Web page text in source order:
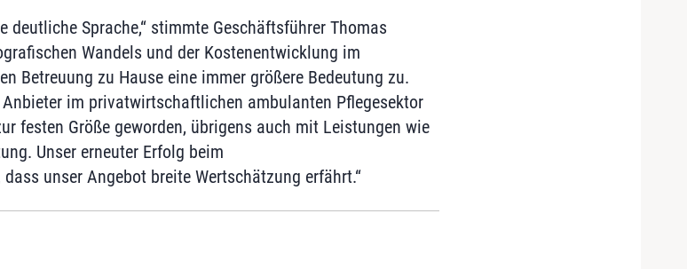
deutliche Sprache,“ stimmte Geschäftsführer Thomas
Wandels und der Kostenentwicklung im
Betreuung zu Hause eine immer größere Bedeutung zu.
im privatwirtschaftlichen ambulanten Pflegesektor
festen Größe geworden, übrigens auch mit Leistungen wie
Unser erneuter Erfolg beim
dass unser Angebot breite Wertschätzung erfährt.“